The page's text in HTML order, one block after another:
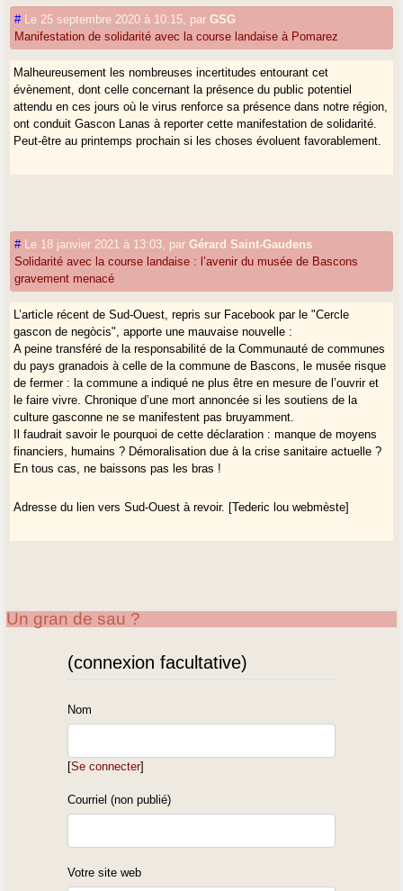
# Le 25 septembre 2020 à 10:15 parGSG
Manifestation de solidarité avec la course landaise à Pomarez
Malheureusement les nombreuses incertitudes entourant cet
évènement, dont celle concernant la présence du public potentiel
attendu en ces jours où le virus renforce sa présence dans notre région,
ont conduit Gascon Lanas à reporter cette manifestation de solidarité.
Peut-être au printemps prochain si les choses évoluent favorablement.
# Le 18 janvier 2021 à 13:03 parGérard Saint-Gaudens
Solidarité avec la course landaise : l’avenir du musée de Bascons
gravement menacé
L’article récent de Sud-Ouest, repris sur Facebook par le "Cercle
gascon de negòcis", apporte une mauvaise nouvelle :
A peine transféré de la responsabilité de la Communauté de communes
du pays granadois à celle de la commune de Bascons, le musée risque
de fermer : la commune a indiqué ne plus être en mesure de l’ouvrir et
le faire vivre. Chronique d’une mort annoncée si les soutiens de la
culture gasconne ne se manifestent pas bruyamment.
Il faudrait savoir le pourquoi de cette déclaration : manque de moyens
financiers, humains ? Démoralisation due à la crise sanitaire actuelle ?
En tous cas, ne baissons pas les bras !
Adresse du lien vers Sud-Ouest à revoir. [Tederic lou webmèste]
Un gran de sau ?
(connexion facultative)
Nom
[Se connecter]
Courriel (non publié)
Votre site web